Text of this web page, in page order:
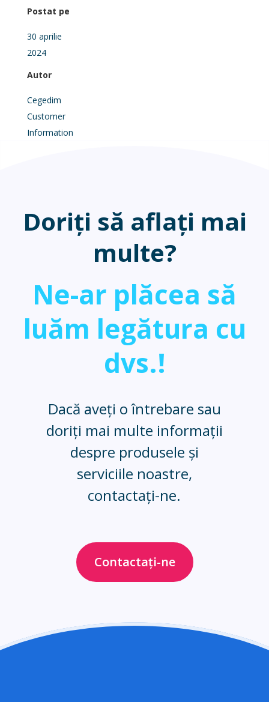
Postat pe
30 aprilie
2024
Autor
Cegedim
Customer
Information
Doriți să aflați mai
multe?
Ne-ar plăcea să
luăm legătura cu
dvs.!
Dacă aveți o întrebare sau
doriți mai multe informații
despre produsele și
serviciile noastre,
contactați-ne.
Contactați-ne